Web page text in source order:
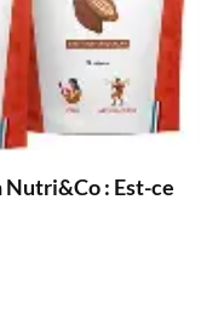
Nutri&Co : Est-ce